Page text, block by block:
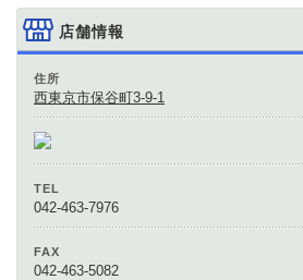
店舗情報
住所
西東京市保谷町3-9-1
TEL
042-463-7976
FAX
042-463-5082